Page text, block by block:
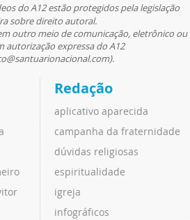
do A12 estão protegidos pela legislação
sobre direito autoral.
outro meio de comunicação, eletrônico ou
autorização expressa do A12
Redação
aplicativo aparecida
campanha da fraternidade
dúvidas religiosas
espiritualidade
igreja
infográficos